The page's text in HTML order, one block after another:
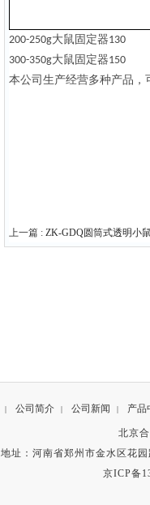
200-250g大鼠固定器130
300-350g大鼠固定器150
本公司生产经营多种产品，
上一篇 : ZK-GDQ圆筒式透明小
| 公司简介 | 公司新闻 | 产品
北京
地址：河南省郑州市金水区花
京ICP备